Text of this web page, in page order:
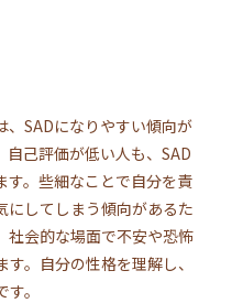
、SADになりやすい傾向が
自己評価が低い人も、SAD
す。些細なことで自分を責
にしてしまう傾向があるた
社会的な場面で不安や恐怖
。自分の性格を理解し、
。